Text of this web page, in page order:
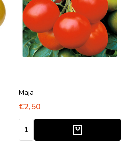
Maja
€2,50
Aantal: